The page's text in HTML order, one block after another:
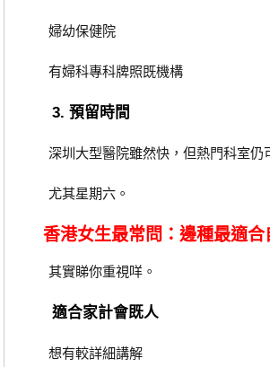
婦幼保健院
有婦科專科牌照既機構
3. 預留時間
深圳大型醫院雖然快，但熱門科室仍
尤其星期六。
香港女生最常問：邊種最適合
其實睇你重視咩。
適合家計會既人
想有較詳細講解